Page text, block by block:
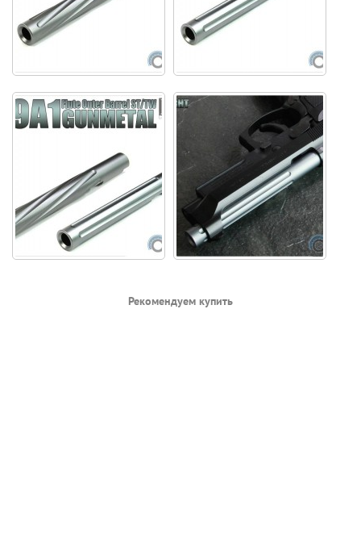
Рекомендуем купить